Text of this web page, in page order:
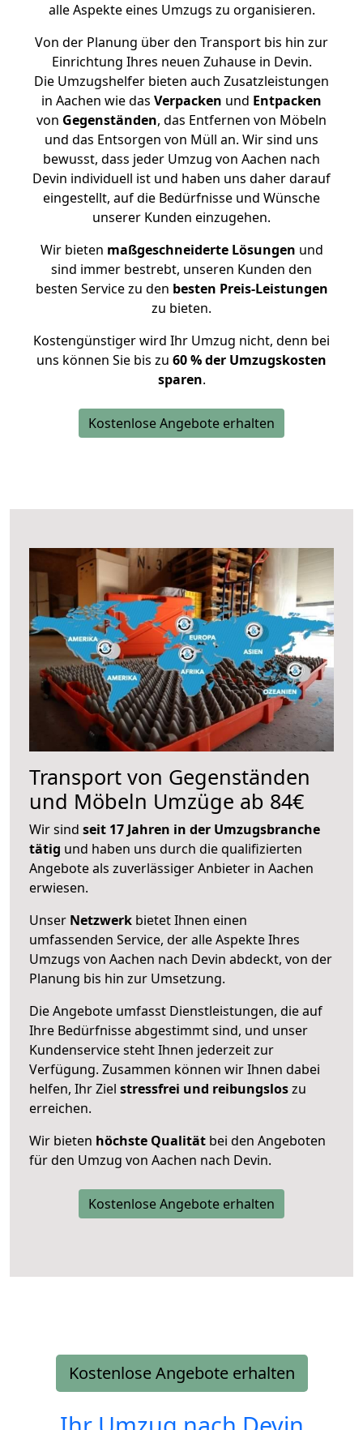
alle Aspekte eines Umzugs zu organisieren.
Von der Planung über den Transport bis hin zur
Einrichtung Ihres neuen Zuhause in Devin.
Die Umzugshelfer bieten auch Zusatzleistungen
in Aachen wie das Verpacken und Entpacken
von Gegenständen, das Entfernen von Möbeln
und das Entsorgen von Müll an. Wir sind uns
bewusst, dass jeder Umzug von Aachen nach
Devin individuell ist und haben uns daher darauf
eingestellt, auf die Bedürfnisse und Wünsche
unserer Kunden einzugehen.
Wir bieten maßgeschneiderte Lösungen und
sind immer bestrebt, unseren Kunden den
besten Service zu den besten Preis-Leistungen
zu bieten.
Kostengünstiger wird Ihr Umzug nicht, denn bei
uns können Sie bis zu 60 % der Umzugskosten
sparen.
Kostenlose Angebote erhalten
Transport von Gegenständen
und Möbeln Umzüge ab 84€
Wir sind seit 17 Jahren in der Umzugsbranche
tätig und haben uns durch die qualifizierten
Angebote als zuverlässiger Anbieter in Aachen
erwiesen.
Unser Netzwerk bietet Ihnen einen
umfassenden Service, der alle Aspekte Ihres
Umzugs von Aachen nach Devin abdeckt, von der
Planung bis hin zur Umsetzung.
Die Angebote umfasst Dienstleistungen, die auf
Ihre Bedürfnisse abgestimmt sind, und unser
Kundenservice steht Ihnen jederzeit zur
Verfügung. Zusammen können wir Ihnen dabei
helfen, Ihr Ziel stressfrei und reibungsloszu
erreichen.
Wir bieten höchste Qualität bei den Angeboten
für den Umzug von Aachen nach Devin.
Kostenlose Angebote erhalten
Kostenlose Angebote erhalten